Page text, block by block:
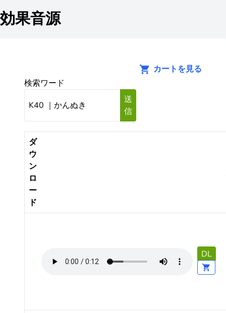
効果音源
カートを見る
検索ワード
送
信
ダ
ウ
ン
ロ
ー
ド
DL